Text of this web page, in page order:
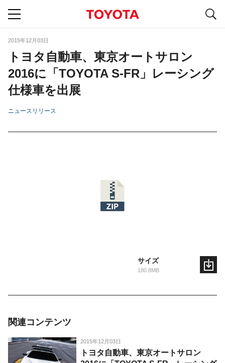
2015年12月03日
トヨタ自動車、東京オートサロン
2016に「TOYOTA S-FR」レーシング
仕様車を出展
ニュースリリース
サイズ
180.8MB
関連コンテンツ
2015年12月03日
トヨタ自動車、東京オートサロン